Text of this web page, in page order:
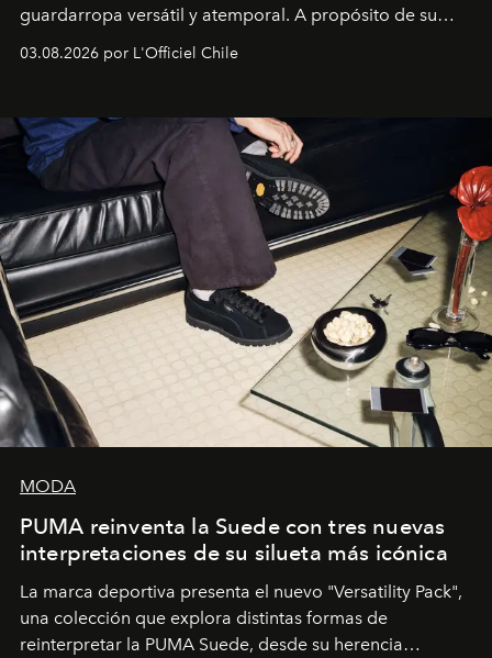
guardarropa versátil y atemporal. A propósito de su
la asesora creativa y jefa de diseño global de la marca
y la filosofía detrás de la propuesta.
03.08.2026 por L'Officiel Chile
MODA
PUMA reinventa la Suede con tres nuevas
interpretaciones de su silueta más icónica
La marca deportiva presenta el nuevo "Versatility Pack",
una colección que explora distintas formas de
reinterpretar la PUMA Suede, desde su herencia